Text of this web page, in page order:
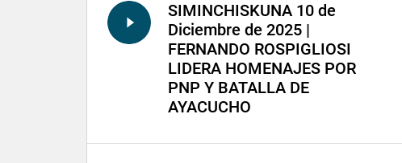
SIMINCHISKUNA 10 de
Diciembre de 2025 |
FERNANDO ROSPIGLIOSI
LIDERA HOMENAJES POR
PNP Y BATALLA DE
AYACUCHO